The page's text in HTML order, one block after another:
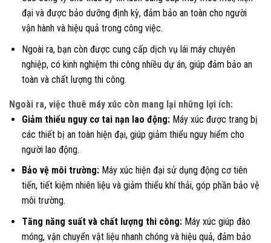
đại và được bảo dưỡng định kỳ, đảm bảo an toàn cho người
vận hành và hiệu quả trong công việc.
Ngoài ra, bạn còn được cung cấp dịch vụ lái máy chuyên
nghiệp, có kinh nghiệm thi công nhiều dự án, giúp đảm bảo an
toàn và chất lượng thi công.
Ngoài ra, việc thuê máy xúc còn mang lại những lợi ích:
Giảm thiểu nguy cơ tai nạn lao động:Máy xúc được trang bị
các thiết bị an toàn hiện đại, giúp giảm thiểu nguy hiểm cho
người lao động.
Bảo vệ môi trường:Máy xúc hiện đại sử dụng động cơ tiên
tiến, tiết kiệm nhiên liệu và giảm thiểu khí thải, góp phần bảo vệ
môi trường.
Tăng năng suất và chất lượng thi công:Máy xúc giúp đào
móng, vận chuyển vật liệu nhanh chóng và hiệu quả, đảm bảo